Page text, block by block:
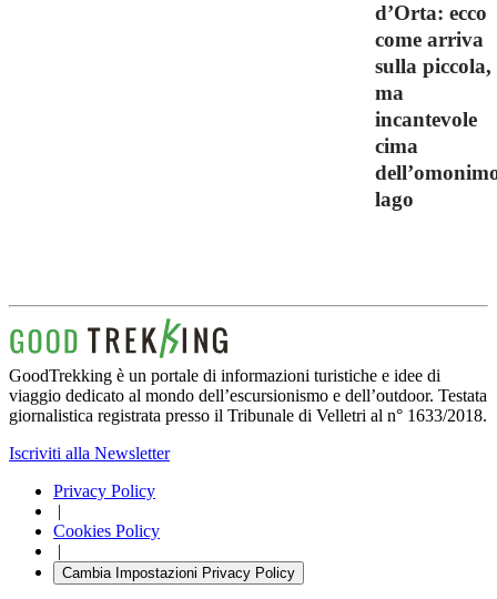
d’Orta: ecco
come arriva
sulla piccola,
ma
incantevole
cima
lago
GoodTrekking è un portale di informazioni turistiche e idee di
viaggio dedicato al mondo dell’escursionismo e dell’outdoor. Testata
giornalistica registrata presso il Tribunale di Velletri al n° 1633/2018.
Iscriviti alla Newsletter
Privacy Policy
Cookies Policy
Cambia Impostazioni Privacy Policy